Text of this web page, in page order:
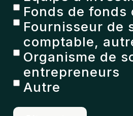
Fonds de fonds
Fournisseur de
comptable,
Organisme de
entrepreneurs
Autre